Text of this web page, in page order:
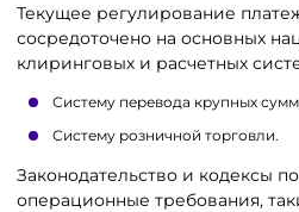
Текущее регулирование
сосредоточено на основных
клиринговых и расчетных
Систему перевода крупных
Систему розничной торговли.
Законодательство и кодексы
операционные требования,